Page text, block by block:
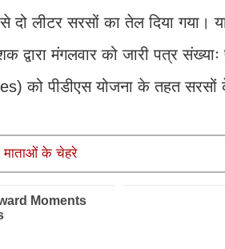
दो लीटर सरसों का तेल दिया गया।
द्वारा मंगलवार को जारी पत्र
को पीडीएस योजना के तहत
माताओं के चेहरे